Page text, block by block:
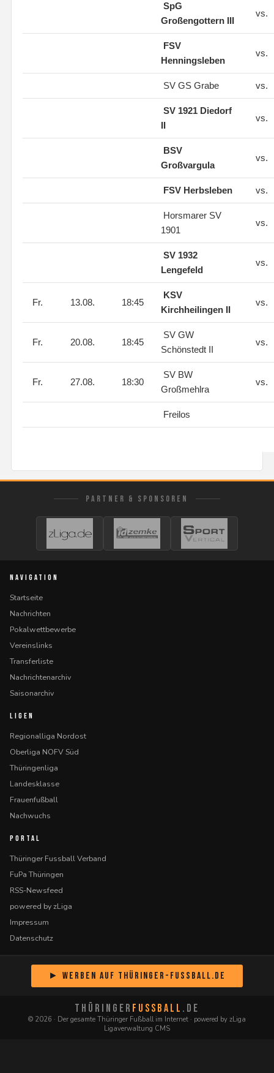
SpG
Großengottern III
vs.
FSV
Henningsleben
vs.
SV GS Grabe vs.
SV 1921 Diedorf
II
vs.
BSV
Großvargula
vs.
FSV Herbsleben vs.
Horsmarer SV
1901
vs.
SV 1932
Lengefeld
vs.
Fr. 13.08. 18:45
KSV
Kirchheilingen II
vs.
Fr. 20.08. 18:45
SV GW
Schönstedt II
vs.
Fr. 27.08. 18:30
SV BW
Großmehlra
vs.
Freilos
PARTNER & SPONSOREN
NAVIGATION
Startseite
Nachrichten
Pokalwettbewerbe
Vereinslinks
Transferliste
Nachrichtenarchiv
Saisonarchiv
LIGEN
Regionalliga Nordost
Oberliga NOFV Süd
Thüringenliga
Landesklasse
Frauenfußball
Nachwuchs
PORTAL
Thüringer Fussball Verband
FuPa Thüringen
RSS-Newsfeed
powered by zLiga
Impressum
Datenschutz
► Werben auf Thüringer-Fussball.de
THÜRINGER FUSSBALL .DE
© 2026 · Der gesamte Thüringer Fußball im Internet · powered by zLiga
Ligaverwaltung CMS